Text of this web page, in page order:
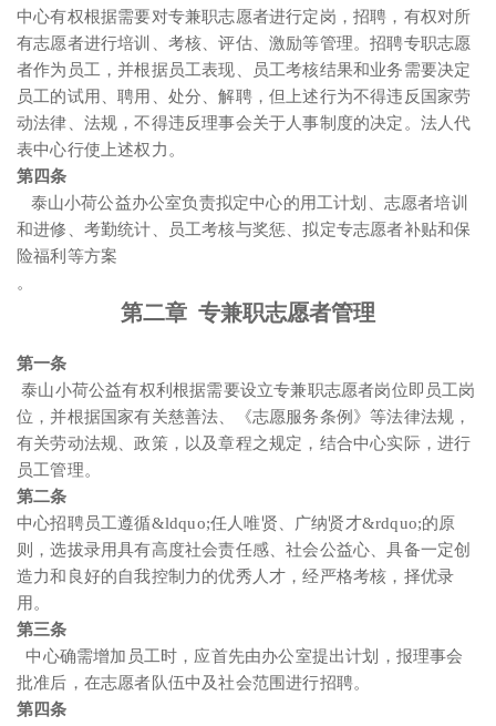
中心有权根据需要对专兼职志愿者进行定岗，招聘，有权对所
有志愿者进行培训、考核、评估、激励等管理。招聘专职志愿
者作为员工，并根据员工表现、员工考核结果和业务需要决定
员工的试用、聘用、处分、解聘，但上述行为不得违反国家劳
动法律、法规，不得违反理事会关于人事制度的决定。法人代
表中心行使上述权力。
第四条
泰山小荷公益办公室负责拟定中心的用工计划、志愿者培训
和进修、考勤统计、员工考核与奖惩、拟定专志愿者补贴和保
险福利等方案
。
第二章 专兼职志愿者管理
第一条
泰山小荷公益有权利根据需要设立专兼职志愿者岗位即员工岗
位，并根据国家有关慈善法、《志愿服务条例》等法律法规，
有关劳动法规、政策，以及章程之规定，结合中心实际，进行
员工管理。
第二条
中心招聘员工遵循&ldquo;任人唯贤、广纳贤才&rdquo;的原
则，选拔录用具有高度社会责任感、社会公益心、具备一定创
造力和良好的自我控制力的优秀人才，经严格考核，择优录
用。
第三条
中心确需增加员工时，应首先由办公室提出计划，报理事会
批准后，在志愿者队伍中及社会范围进行招聘。
第四条